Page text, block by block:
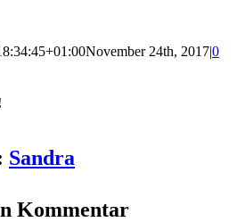
November 24th, 2017|0
Sandra
Kommentar